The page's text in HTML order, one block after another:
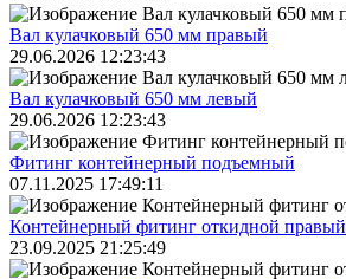
Вал кулачковый 650 мм правый
29.06.2026 12:23:43
Вал кулачковый 650 мм левый
29.06.2026 12:23:43
Фитинг контейнерный подъемный
07.11.2025 17:49:11
Контейнерный фитинг откидной правый
23.09.2025 21:25:49